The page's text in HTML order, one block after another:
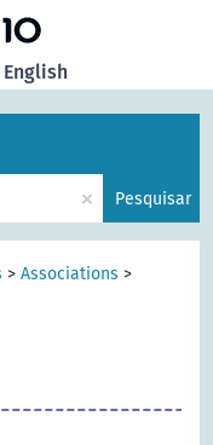
× Pesquisar
>Associations >